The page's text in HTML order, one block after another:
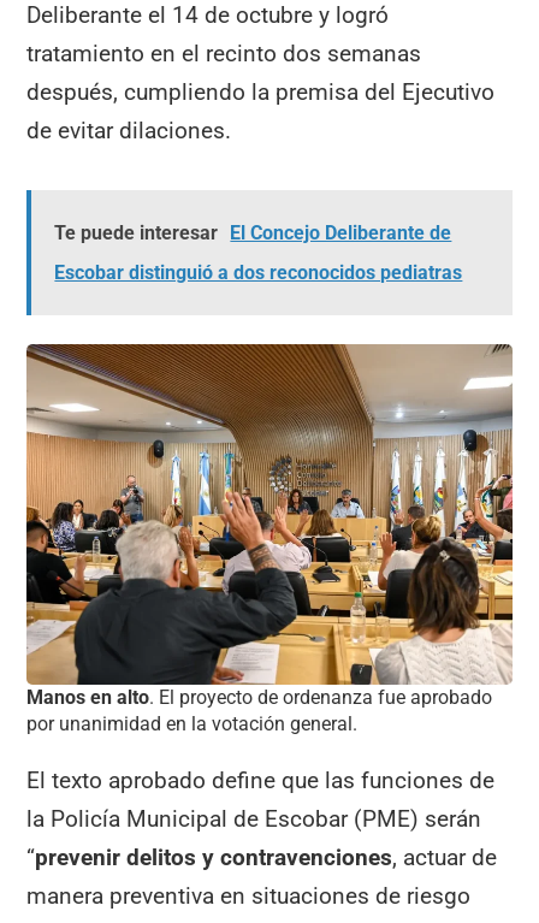
Deliberante el 14 de octubre y logró
tratamiento en el recinto dos semanas
después, cumpliendo la premisa del Ejecutivo
de evitar dilaciones.
Te puede interesar El Concejo Deliberante de
Escobar distinguió a dos reconocidos pediatras
Manos en alto. El proyecto de ordenanza fue aprobado
por unanimidad en la votación general.
El texto aprobado define que las funciones de
la Policía Municipal de Escobar (PME) serán
“prevenir delitos y contravenciones, actuar de
manera preventiva en situaciones de riesgo